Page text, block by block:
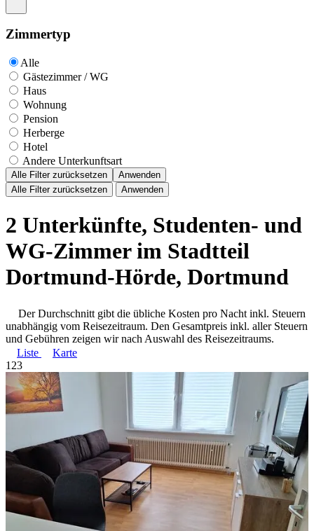
Zimmertyp
Alle
Gästezimmer / WG
Haus
Wohnung
Pension
Herberge
Hotel
Andere Unterkunftsart
Alle Filter zurücksetzen
Anwenden
Alle Filter zurücksetzen
Anwenden
2 Unterkünfte, Studenten- und
WG-Zimmer im Stadtteil
Dortmund-Hörde, Dortmund
Der Durchschnitt gibt die übliche Kosten pro Nacht inkl. Steuern
unabhängig vom Reisezeitraum. Den Gesamtpreis inkl. aller Steuern
und Gebühren zeigen wir nach Auswahl des Reisezeitraums.
Liste
Karte
1 23